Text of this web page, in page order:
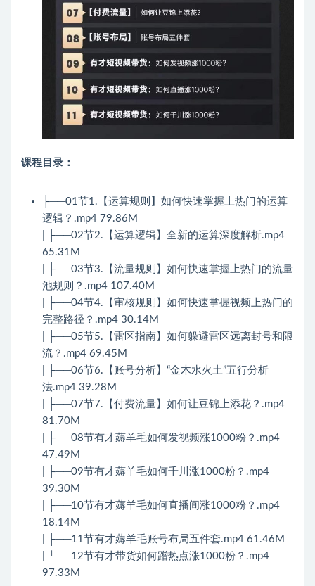
课程目录：
├──01节1.【运算规则】如何快速掌握上热门的运算
逻辑？.mp4 79.86M
| ├──02节2.【运算逻辑】全新的运算深度解析.mp4
65.31M
| ├──03节3.【流量规则】如何快速掌握上热门的流量
池规则？.mp4 107.40M
| ├──04节4.【审核规则】如何快速掌握视频上热门的
完整路径？.mp4 30.14M
| ├──05节5.【雷区指南】如何躲避雷区远离封号和限
流？.mp4 69.45M
| ├──06节6.【账号分析】“金木水火土”五行分析
法.mp4 39.28M
| ├──07节7.【付费流量】如何让豆锦上添花？.mp4
81.70M
| ├──08节有才薅羊毛如何发视频涨1000粉？.mp4
47.49M
| ├──09节有才薅羊毛如何千川涨1000粉？.mp4
39.30M
| ├──10节有才薅羊毛如何直播间涨1000粉？.mp4
18.14M
| ├──11节有才薅羊毛账号布局五件套.mp4 61.46M
| └──12节有才带货如何蹭热点涨1000粉？.mp4
97.33M